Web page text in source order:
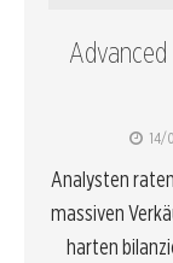
14/
Analysten
massiven
harten